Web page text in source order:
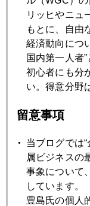
2013年11月22日
カルパースに見
2013年11月21日
ワ―ママとCFO
2013年11月20日
2013年11月19日
成長戦略が日本株
リッヒやニュ
もとに、自由
経済動向につ
国内第一人者
初心者にも分
い。得意分野
留意事項
当ブログでは
属ビジネスの
事象について
しています。
豊島氏の個人